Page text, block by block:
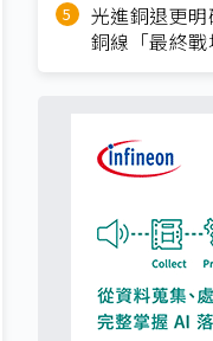
光進銅退更
銅線「最終戰